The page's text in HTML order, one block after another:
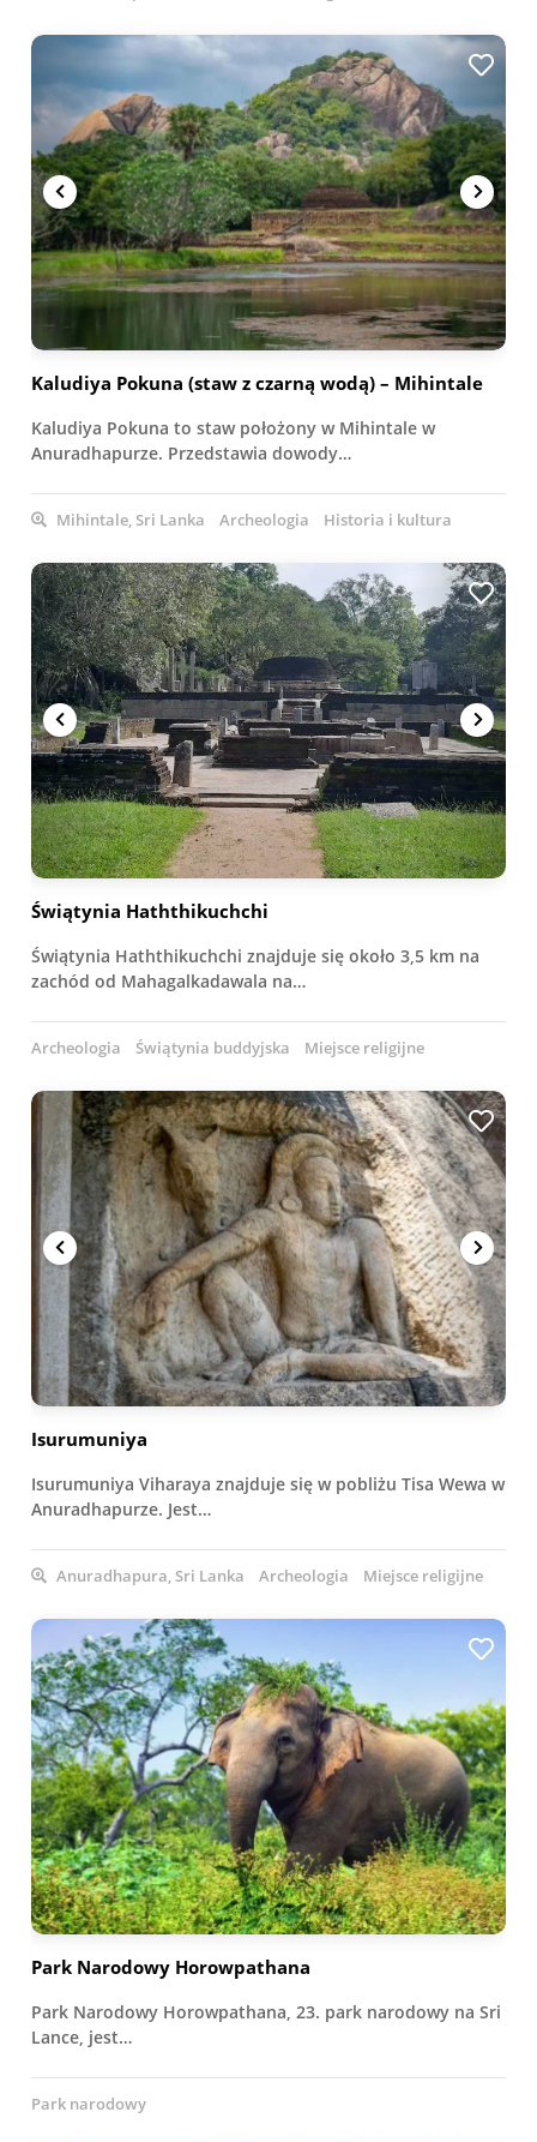
Kaludiya Pokuna (staw z czarną wodą) – Mihintale
Kaludiya Pokuna to staw położony w Mihintale w
Anuradhapurze. Przedstawia dowody…
Mihintale, Sri Lanka Archeologia Historia i kultura
Świątynia Haththikuchchi
Świątynia Haththikuchchi znajduje się około 3,5 km na
zachód od Mahagalkadawala na…
Archeologia Świątynia buddyjska Miejsce religijne
Isurumuniya
Isurumuniya Viharaya znajduje się w pobliżu Tisa Wewa w
Anuradhapurze. Jest…
Anuradhapura, Sri Lanka Archeologia Miejsce religijne
Park Narodowy Horowpathana
Park Narodowy Horowpathana, 23. park narodowy na Sri
Lance, jest…
Park narodowy